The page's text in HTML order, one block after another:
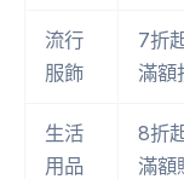
流行
服飾
7折
滿額
生活
用品
8折
滿額